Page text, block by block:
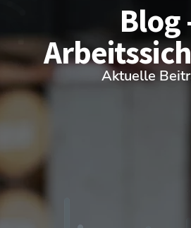
Blog
Aktuelle